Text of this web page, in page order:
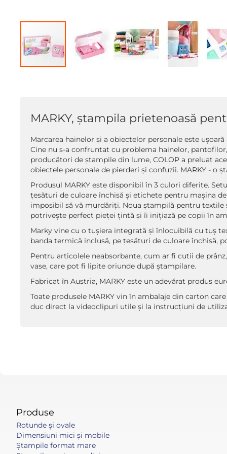
imagini
MARKY, ștampila prietenoasă
Marcarea hainelor și a obiectelor personale este ușoară
Cine nu s-a confruntat cu problema hainelor,
producători de ștampile din lume, COLOP a preluat
obiectele personale de pierderi și confuzii. MARKY -
Produsul MARKY este disponibil în 3 culori diferite.
țesături de culoare închisă și etichete pentru mașina
imposibil să vă murdăriți. Noua ștampilă pentru textile
potrivește perfect pieței țintă și îi inițiază pe copii în
Marky vine cu o tușiera integrată și înlocuibilă cu tuș
banda termică inclusă, pe țesături de culoare închisă,
Pentru articolele neabsorbante, cum ar fi cutii de
vase, care pot fi lipite oriunde după ștampilare.
Fabricat în Austria, MARKY este un adevărat produs
Toate produsele MARKY vin în ambalaje din carton
duc direct la videoclipuri utile și la instrucțiuni de
Produse
Rotunde și ovale
Dimensiuni mici și mobile
Ștampile format mare